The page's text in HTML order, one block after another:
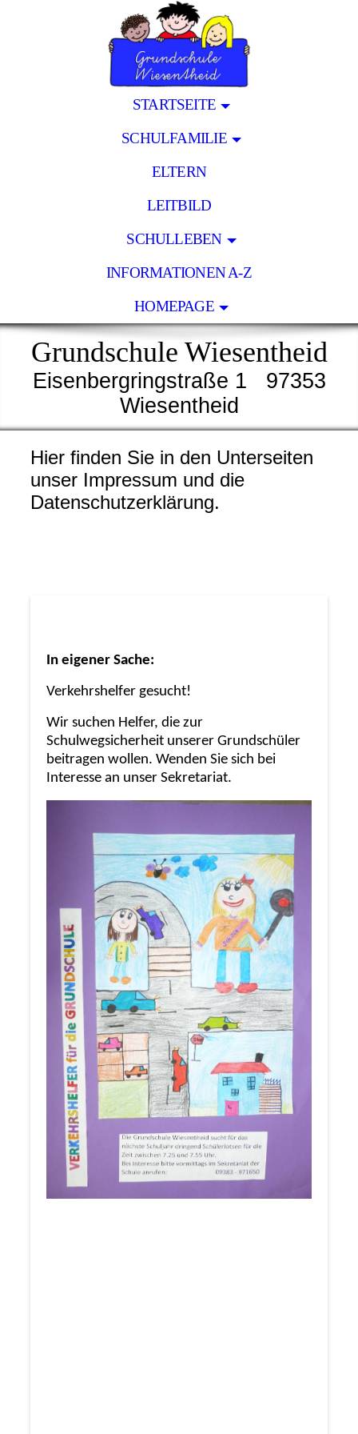
STARTSEITE
SCHULFAMILIE
ELTERN
LEITBILD
SCHULLEBEN
INFORMATIONEN A-Z
HOMEPAGE
Grundschule Wiesentheid
Eisenbergringstraße 1 97353
Wiesentheid
Hier finden Sie in den Unterseiten
unser Impressum und die
Datenschutzerklärung.
In eigener Sache:
Verkehrshelfer gesucht!
Wir suchen Helfer, die zur
Schulwegsicherheit unserer Grundschüler
beitragen wollen. Wenden Sie sich bei
Interesse an unser Sekretariat.